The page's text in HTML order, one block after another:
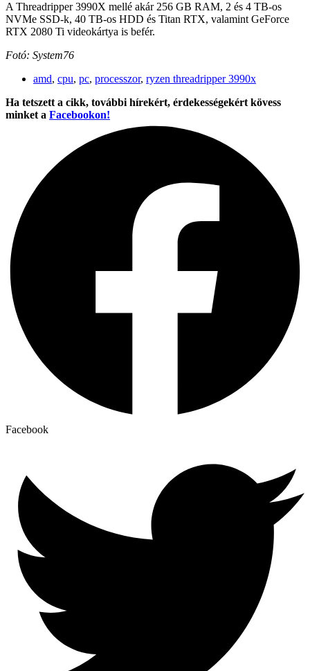
A Threadripper 3990X mellé akár 256 GB RAM, 2 és 4 TB-os
NVMe SSD-k, 40 TB-os HDD és Titan RTX, valamint GeForce
RTX 2080 Ti videokártya is befér.
Fotó: System76
amd, cpu, pc, processzor, ryzen threadripper 3990x
Ha tetszett a cikk, további hírekért, érdekességekért kövess
minket a Facebookon!
Facebook